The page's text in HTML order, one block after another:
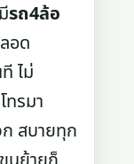
รถ4ล้อ
อด
ไม่
ทรมา
ก สบายทุก